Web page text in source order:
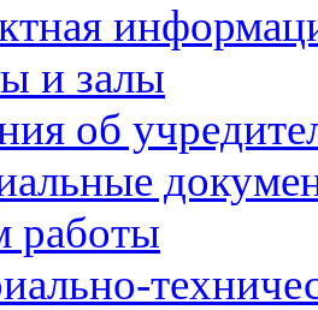
и залы
об
работы